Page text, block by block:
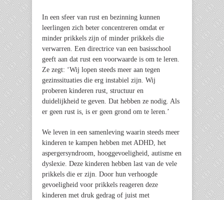
In een sfeer van rust en bezinning kunnen
leerlingen zich beter concentreren omdat er
minder prikkels zijn of minder prikkels die
verwarren. Een directrice van een basisschool
geeft aan dat rust een voorwaarde is om te leren.
Ze zegt: ‘Wij lopen steeds meer aan tegen
gezinssituaties die erg instabiel zijn. Wij
proberen kinderen rust, structuur en
duidelijkheid te geven. Dat hebben ze nodig. Als
er geen rust is, is er geen grond om te leren.’
We leven in een samenleving waarin steeds meer
kinderen te kampen hebben met ADHD, het
aspergersyndroom, hooggevoeligheid, autisme en
dyslexie. Deze kinderen hebben last van de vele
prikkels die er zijn. Door hun verhoogde
gevoeligheid voor prikkels reageren deze
kinderen met druk gedrag of juist met